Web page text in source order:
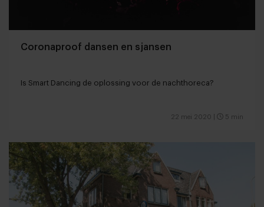
Coronaproof dansen en sjansen
Is Smart Dancing de oplossing voor de nachthoreca?
22 mei 2020 5 min